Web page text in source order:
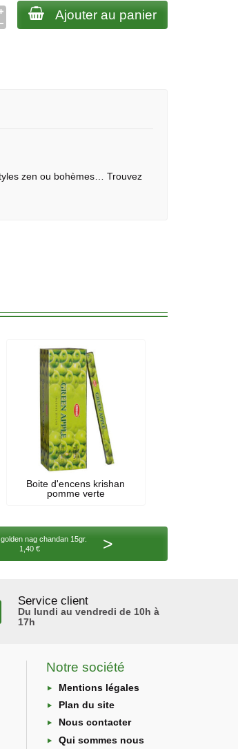
Ajouter au panier
zen ou bohèmes… Trouvez
Boite d'encens krishan
pomme verte
nag chandan 15gr.
1,40 €
>
Service client
Du lundi au vendredi de 10h à
17h
Notre société
Mentions légales
Plan du site
Nous contacter
Qui sommes nous